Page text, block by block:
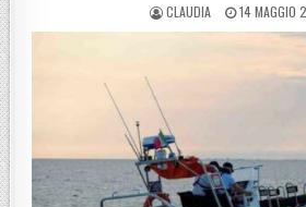
POSTED BY
CLAUDIA POSTED ON
14 MAGGIO